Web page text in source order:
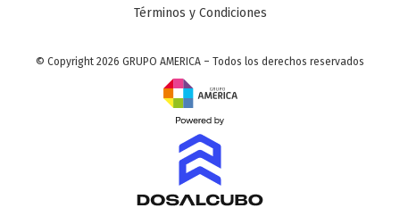
Términos y Condiciones
© Copyright 2026 GRUPO AMERICA – Todos los derechos reservados